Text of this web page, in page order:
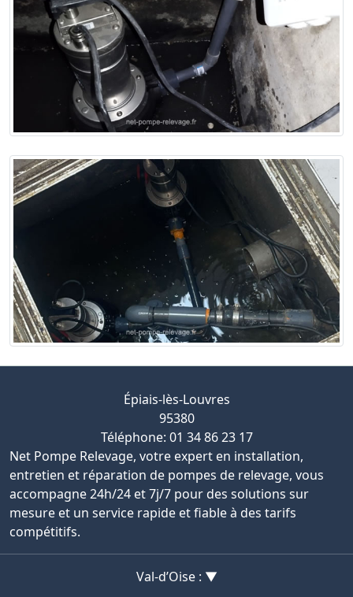
Épiais-lès-Louvres
95380
Téléphone: 01 34 86 23 17
Net Pompe Relevage, votre expert en installation,
entretien et réparation de pompes de relevage, vous
accompagne 24h/24 et 7j/7 pour des solutions sur
mesure et un service rapide et fiable à des tarifs
compétitifs.
Val-d’Oise : ▼